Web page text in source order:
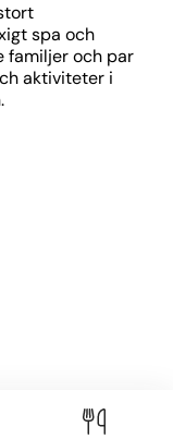
spa och
familjer och par
aktiviteter i